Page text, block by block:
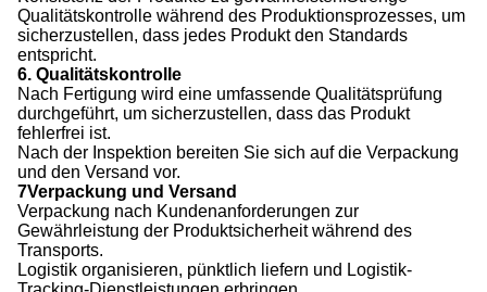
Qualitätskontrolle während des Produktionsprozesses, um
sicherzustellen, dass jedes Produkt den Standards
entspricht.
6. Qualitätskontrolle
Nach Fertigung wird eine umfassende Qualitätsprüfung
durchgeführt, um sicherzustellen, dass das Produkt
fehlerfrei ist.
Nach der Inspektion bereiten Sie sich auf die Verpackung
und den Versand vor.
7Verpackung und Versand
Verpackung nach Kundenanforderungen zur
Gewährleistung der Produktsicherheit während des
Transports.
Logistik organisieren, pünktlich liefern und Logistik-